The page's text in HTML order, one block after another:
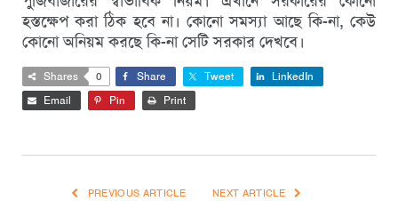
হস্তক্ষেপ করা ঠিক হবে না। কোনো সমস্যা আছে কি-না, কেউ
কোনো অনিয়ম করছে কি-না সেটি সরকার দেখবে।
Shares 0 Share Tweet
LinkedIn
Email
Pin Print
PREVIOUS ARTICLE NEXT ARTICLE